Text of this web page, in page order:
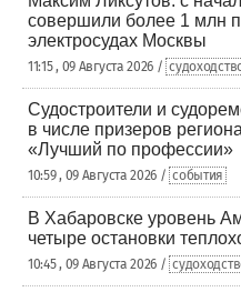
совершили более 1 млн
электросудах Москвы
11:15 , 09 Августа 2026 /
Судостроители и
в числе призеров
«Лучший по профессии»
10:59 , 09 Августа 2026 / события
В Хабаровске уровень
четыре остановки
10:45 , 09 Августа 2026 /